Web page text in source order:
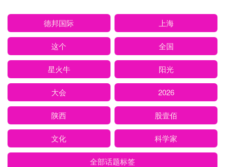
德邦国际 上海
这个 全国
星火牛 阳光
大会 2026
陕西 股壹佰
文化 科学家
全部话题标签